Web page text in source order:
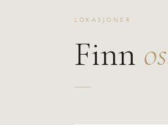
LOKASJONER
Finn